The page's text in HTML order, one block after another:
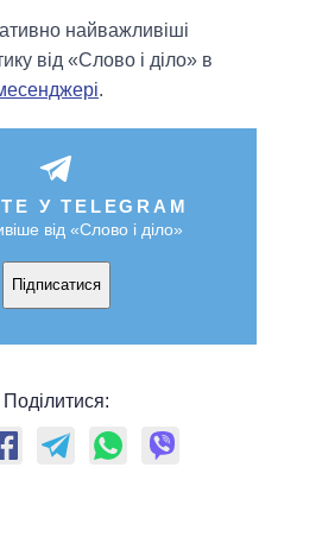
найважливіші
від «Слово і діло» в
.
У TELEGRAM
від «Слово і діло»
Підписатися
Поділитися: